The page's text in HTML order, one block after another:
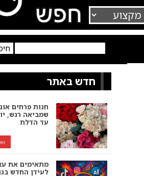
חדש באתר
חנות פרחים
שמביאה רגש,
עד הדלת
מתאימים את
לעידן החדש